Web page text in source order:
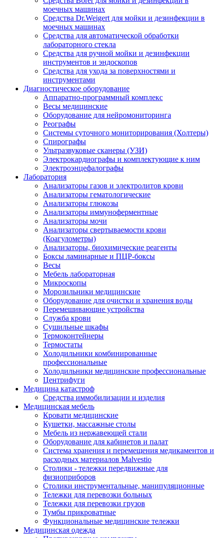
моечных машинах
Средства Dr.Weigert для мойки и дезинфекции в
моечных машинах
Средства для автоматической обработки
лабораторного стекла
Средства для ручной мойки и дезинфекции
инструментов и эндоскопов
Средства для ухода за поверхностями и
инструментами
Диагностическое оборудование
Аппаратно-программный комплекс
Весы медицинские
Оборудование для нейромониторинга
Реографы
Системы суточного мониторирования (Холтеры)
Спирографы
Ультразвуковые сканеры (УЗИ)
Электрокардиографы и комплектующие к ним
Электроэнцефалографы
Лаборатория
Анализаторы газов и электролитов крови
Анализаторы гематологические
Анализаторы глюкозы
Анализаторы иммуноферментные
Анализаторы мочи
Анализаторы свертываемости крови
(Коагулометры)
Анализаторы, биохимические реагенты
Боксы ламинарные и ПЦР-боксы
Весы
Мебель лабораторная
Микроскопы
Морозильники медицинские
Оборудование для очистки и хранения воды
Перемешивающие устройства
Служба крови
Сушильные шкафы
Термоконтейнеры
Термостаты
Холодильники комбинированные
профессиональные
Холодильники медицинские профессиональные
Центрифуги
Медицина катастроф
Средства иммобилизации и изделия
Медицинская мебель
Кровати медицинские
Кушетки, массажные столы
Мебель из нержавеющей стали
Оборудование для кабинетов и палат
Система хранения и перемещения медикаментов и
расходных материалов Malvestio
Столики - тележки передвижные для
физиоприборов
Столики инструментальные, манипуляционные
Тележки для перевозки больных
Тележки для перевозки грузов
Тумбы прикроватные
Функциональные медицинские тележки
Медицинская одежда